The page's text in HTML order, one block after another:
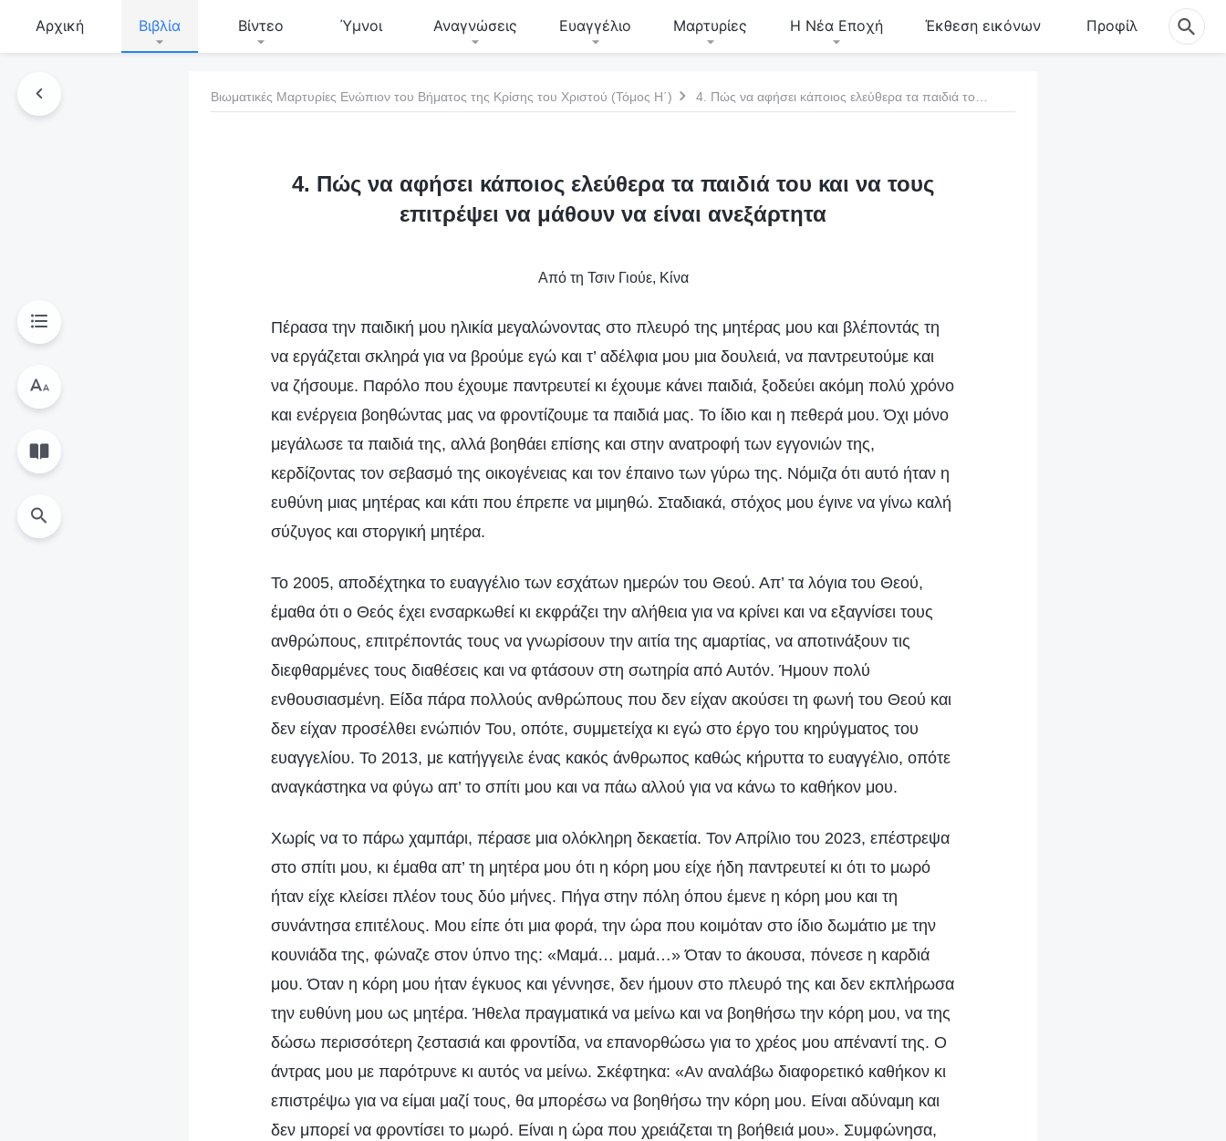
Αρχική Βιβλία Βίντεο Ύμνοι Αναγνώσεις Ευαγγέλιο Μαρτυρίες Η Νέα Εποχή Έκθεση εικόνων Προφίλ
Βιωματικές Μαρτυρίες Ενώπιον του Βήματος της Κρίσης του Χριστού (Τόμος Η΄)
4. Πώς να αφήσει κάποιος ελεύθερα τα παιδιά του και να τους
επιτρέψει να μάθουν να είναι ανεξάρτητα
Από τη Τσιν Γιούε, Κίνα
Πέρασα την παιδική μου ηλικία μεγαλώνοντας στο πλευρό της μητέρας μου και βλέποντάς τη
να εργάζεται σκληρά για να βρούμε εγώ και τ’ αδέλφια μου μια δουλειά, να παντρευτούμε και
να ζήσουμε. Παρόλο που έχουμε παντρευτεί κι έχουμε κάνει παιδιά, ξοδεύει ακόμη πολύ χρόνο
και ενέργεια βοηθώντας μας να φροντίζουμε τα παιδιά μας. Το ίδιο και η πεθερά μου. Όχι μόνο
μεγάλωσε τα παιδιά της, αλλά βοηθάει επίσης και στην ανατροφή των εγγονιών της,
κερδίζοντας τον σεβασμό της οικογένειας και τον έπαινο των γύρω της. Νόμιζα ότι αυτό ήταν η
ευθύνη μιας μητέρας και κάτι που έπρεπε να μιμηθώ. Σταδιακά, στόχος μου έγινε να γίνω καλή
σύζυγος και στοργική μητέρα.
Το 2005, αποδέχτηκα το ευαγγέλιο των εσχάτων ημερών του Θεού. Απ’ τα λόγια του Θεού,
έμαθα ότι ο Θεός έχει ενσαρκωθεί κι εκφράζει την αλήθεια για να κρίνει και να εξαγνίσει τους
ανθρώπους, επιτρέποντάς τους να γνωρίσουν την αιτία της αμαρτίας, να αποτινάξουν τις
διεφθαρμένες τους διαθέσεις και να φτάσουν στη σωτηρία από Αυτόν. Ήμουν πολύ
ενθουσιασμένη. Είδα πάρα πολλούς ανθρώπους που δεν είχαν ακούσει τη φωνή του Θεού και
δεν είχαν προσέλθει ενώπιόν Του, οπότε, συμμετείχα κι εγώ στο έργο του κηρύγματος του
ευαγγελίου. Το 2013, με κατήγγειλε ένας κακός άνθρωπος καθώς κήρυττα το ευαγγέλιο, οπότε
αναγκάστηκα να φύγω απ’ το σπίτι μου και να πάω αλλού για να κάνω το καθήκον μου.
Χωρίς να το πάρω χαμπάρι, πέρασε μια ολόκληρη δεκαετία. Τον Απρίλιο του 2023, επέστρεψα
στο σπίτι μου, κι έμαθα απ’ τη μητέρα μου ότι η κόρη μου είχε ήδη παντρευτεί κι ότι το μωρό
ήταν είχε κλείσει πλέον τους δύο μήνες. Πήγα στην πόλη όπου έμενε η κόρη μου και τη
συνάντησα επιτέλους. Μου είπε ότι μια φορά, την ώρα που κοιμόταν στο ίδιο δωμάτιο με την
κουνιάδα της, φώναζε στον ύπνο της: «Μαμά… μαμά…» Όταν το άκουσα, πόνεσε η καρδιά
μου. Όταν η κόρη μου ήταν έγκυος και γέννησε, δεν ήμουν στο πλευρό της και δεν εκπλήρωσα
την ευθύνη μου ως μητέρα. Ήθελα πραγματικά να μείνω και να βοηθήσω την κόρη μου, να της
δώσω περισσότερη ζεστασιά και φροντίδα, να επανορθώσω για το χρέος μου απέναντί της. Ο
άντρας μου με παρότρυνε κι αυτός να μείνω. Σκέφτηκα: «Αν αναλάβω διαφορετικό καθήκον κι
επιστρέψω για να είμαι μαζί τους, θα μπορέσω να βοηθήσω την κόρη μου. Είναι αδύναμη και
δεν μπορεί να φροντίσει το μωρό. Είναι η ώρα που χρειάζεται τη βοήθειά μου». Συμφώνησα,